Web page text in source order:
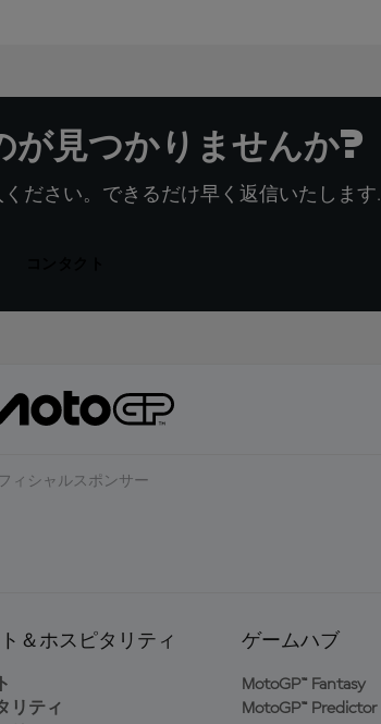
が見つかりませんか?
ださい。できるだけ早く返信いたします.
ィシャルスポンサー
＆ホスピタリティ
リティ
ゲームハブ
MotoGP™ Fantasy
MotoGP™ Predictor